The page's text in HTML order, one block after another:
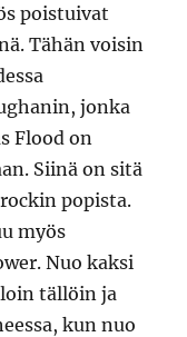
poistuivat
Tähän voisin
jonka
Flood on
Siinä on sitä
popista.
myös
Nuo kaksi
tällöin ja
kun nuo